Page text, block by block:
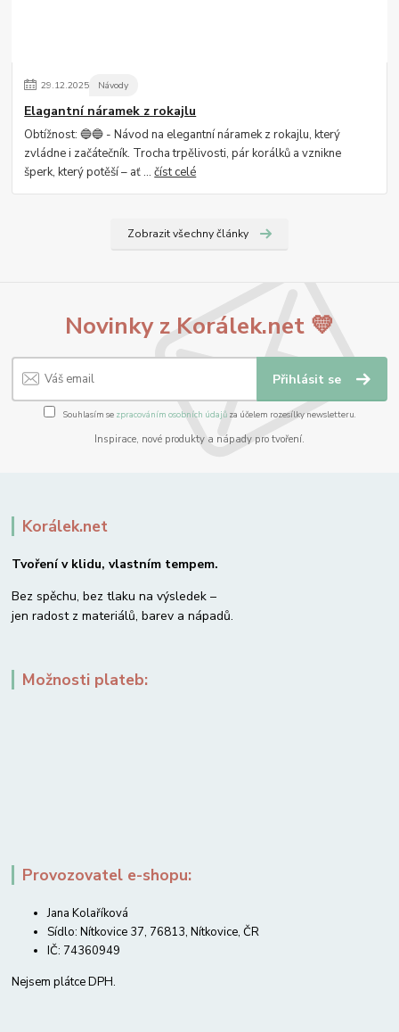
29.12.2025 Návody
Elagantní náramek z rokajlu
Obtížnost: 🔵🔵 - Návod na elegantní náramek z rokajlu, který
zvládne i začátečník. Trocha trpělivosti, pár korálků a vznikne
šperk, který potěší – ať ...číst celé
Zobrazit všechny články
Novinky z Korálek.net 💛
Přihlásit se
Souhlasím se zpracováním osobních údajůza účelem rozesílky newsletteru.
Inspirace, nové produkty a nápady pro tvoření.
Korálek.net
Tvoření v klidu, vlastním tempem.
Bez spěchu, bez tlaku na výsledek –
jen radost z materiálů, barev a nápadů.
Možnosti plateb:
Provozovatel e-shopu:
Jana Kolaříková
Sídlo: Nítkovice 37, 76813, Nítkovice, ČR
IČ: 74360949
Nejsem plátce DPH.